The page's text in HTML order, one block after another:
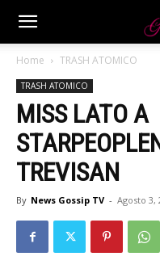
Home TRASH ATOMICO
TRASH ATOMICO
MISS LATO A
TREVISAN
By News Gossip TV - Agosto 3,